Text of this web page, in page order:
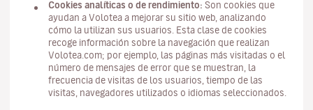
Cookies analíticas o de rendimiento: Son cookies que
ayudan a Volotea a mejorar su sitio web, analizando
cómo la utilizan sus usuarios. Esta clase de cookies
recoge información sobre la navegación que realizan
Volotea.com; por ejemplo, las páginas más visitadas o el
número de mensajes de error que se muestran, la
frecuencia de visitas de los usuarios, tiempo de las
visitas, navegadores utilizados o idiomas seleccionados.